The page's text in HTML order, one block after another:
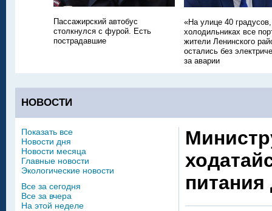
Пассажирский автобус
столкнулся с фурой. Есть
пострадавшие
«На улице 40
холодильниках все
жители Ленинского
остались без
за аварии
НОВОСТИ
питания
Показать все
Новости дня
Новости месяца
Главные новости
Экологические новости
Все за сегодня
Все за вчера
На этой неделе